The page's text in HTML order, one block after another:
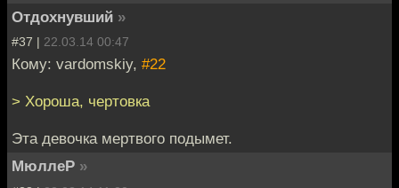
Отдохнувший »
#37 | 22.03.14 00:47
Кому: vardomskiy, #22
> Хороша, чертовка
Эта девочка мертвого подымет.
МюллеР »